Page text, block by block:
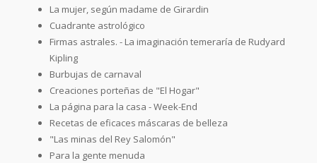
La mujer, según madame de Girardin
Cuadrante astrológico
Firmas astrales. - La imaginación temeraría de Rudyard
Kipling
Burbujas de carnaval
Creaciones porteñas de "El Hogar"
La página para la casa - Week-End
Recetas de eficaces máscaras de belleza
"Las minas del Rey Salomón"
Para la gente menuda